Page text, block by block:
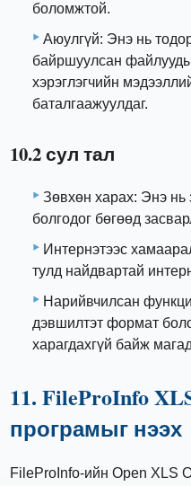
боломжтой.
Аюулгүй: Энэ нь
байршуулсан
хэрэглэгчийн
баталгаажуулдаг.
10.2 сул тал
Зөвхөн харах: Энэ нь
болгодог бөгөөд
Интернэтээс
тулд найдвартай
Нарийвчилсан
дэвшилтэт формат
харагдахгүй байж
11. FileProInfo
програмыг нээх
FileProInfo-ийн Open XLS